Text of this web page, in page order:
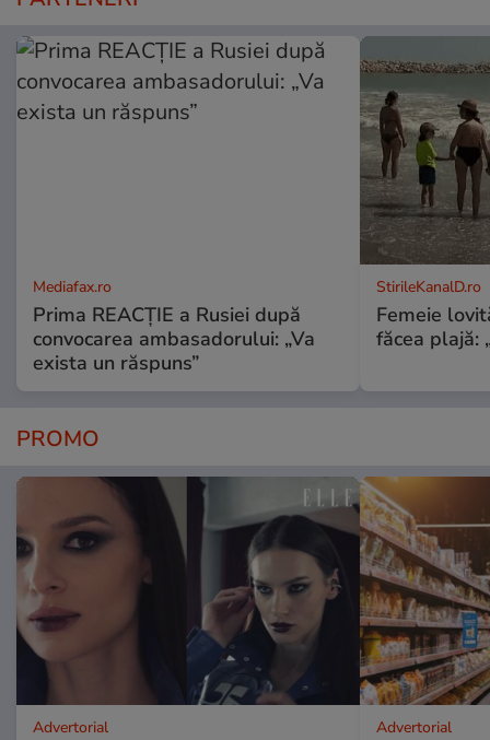
Mediafax.ro
Prima REACȚIE a Rusiei după
convocarea ambasadorului: „Va
exista un răspuns”
StirileKanalD.ro
Femeie
făcea plajă:
PROMO
Advertorial Advertorial